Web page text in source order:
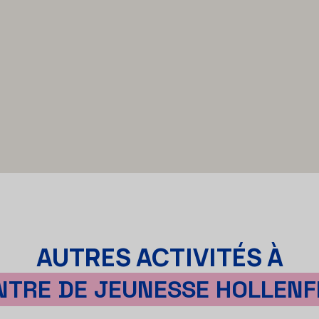
AUTRES ACTIVITÉS À
DE JEUNESSE